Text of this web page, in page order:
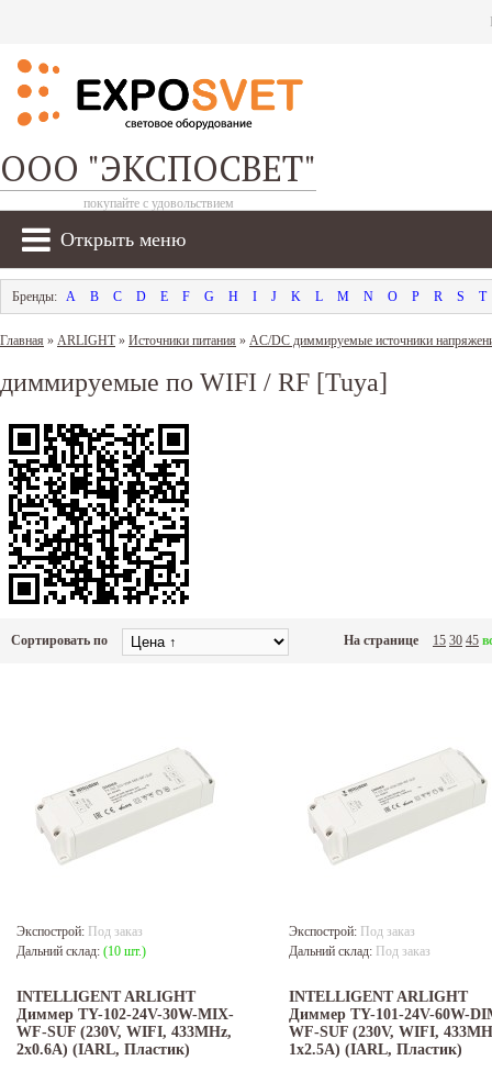
ООО "ЭКСПОСВЕТ"
покупайте с удовольствием
Открыть меню
A B C D E F G H I J K L M N O P R S T
Главная » ARLIGHT» Источники питания » AC/DC диммируемые источники
диммируемые по WIFI / RF [Tuya]
Сортировать по На странице 15 30 45
Экспострой: Под заказ
Дальний склад: (10 шт.)
INTELLIGENT ARLIGHT
Диммер TY-102-24V-30W-MIX-
WF-SUF (230V, WIFI, 433MHz,
2x0.6A) (IARL, Пластик)
Экспострой: Под заказ
Дальний склад: Под заказ
INTELLIGENT ARLIGHT
Диммер TY-101-24V-60W-
WF-SUF (230V, WIFI,
1х2.5A) (IARL, Пластик)